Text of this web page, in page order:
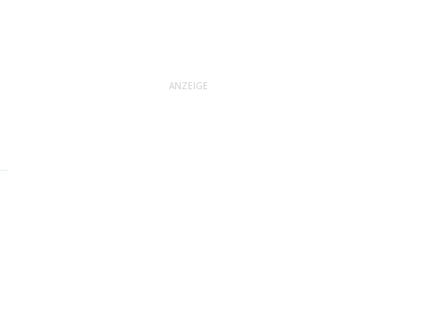
ANZEIGE